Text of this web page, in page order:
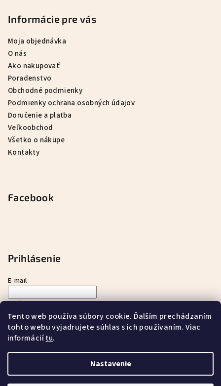
Tento web používa súbory cookie. Ďalším prechádzaním
tohto webu vyjadrujete súhlas s ich používaním. Viac
informáciítu.
Nastavenie
Informácie pre vás
Moja objednávka
O nás
Ako nakupovať
Poradenstvo
Obchodné podmienky
Podmienky ochrana osobných údajov
Doručenie a platba
Veľkoobchod
Všetko o nákupe
Kontakty
Facebook
Prihlásenie
E-mail
Heslo
Prihlásiť sa
Nová registráciaZabudnuté heslo